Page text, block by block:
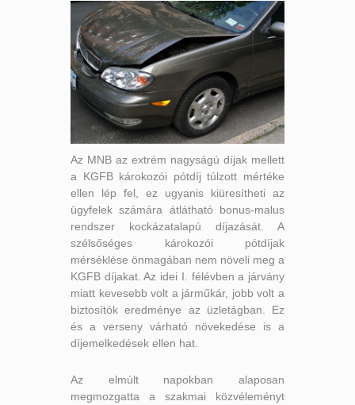
Az MNB az extrém nagyságú díjak mellett
a KGFB károkozói pótdíj túlzott mértéke
ellen lép fel, ez ugyanis kiüresítheti az
ügyfelek számára átlátható bonus-malus
rendszer kockázatalapú díjazását. A
szélsőséges károkozói pótdíjak
mérséklése önmagában nem növeli meg a
KGFB díjakat. Az idei I. félévben a járvány
miatt kevesebb volt a járműkár, jobb volt a
biztosítók eredménye az üzletágban. Ez
és a verseny várható növekedése is a
díjemelkedések ellen hat.
Az elmúlt napokban alaposan
megmozgatta a szakmai közvéleményt